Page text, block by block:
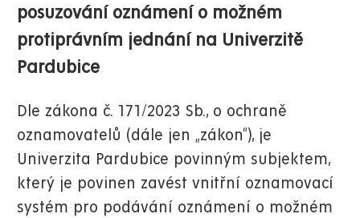
posuzování oznámení o možném
protiprávním jednání na Univerzitě
Pardubice
Dle zákona č. 171/2023 Sb., o ochraně
oznamovatelů (dále jen „zákon“), je
Univerzita Pardubice povinným subjektem,
který je povinen zavést vnitřní oznamovací
systém pro podávání oznámení o možném